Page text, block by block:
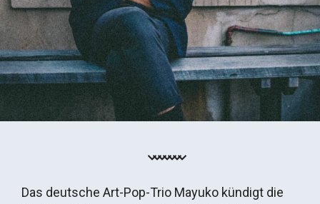
Das deutsche Art-Pop-Trio Mayuko kündigt die